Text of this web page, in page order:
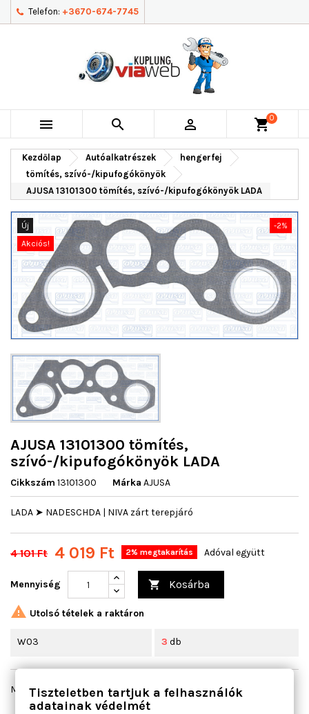
Telefon: +3670-674-7745
   shopping_cart0
Kezdőlap Autóalkatrészek
hengerfej
tömítés, szívó-/kipufogókönyök
AJUSA 13101300 tömítés, szívó-/kipufogókönyök LADA
Új
-2%
Akciós!
AJUSA 13101300 tömítés,
szívó-/kipufogókönyök LADA
Cikkszám 13101300 Márka AJUSA
LADA ➤ NADESCHDA | NIVA zárt terepjáró
4 101 Ft 4 019 Ft 2% megtakarítás Adóval együtt
Mennyiség  Kosárba
 Utolsó tételek a raktáron
W03 3 db
Megosztás
Tiszteletben tartjuk a felhasználók
adatainak védelmét